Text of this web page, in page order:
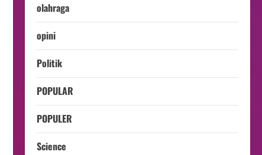
olahraga
opini
Politik
POPULAR
POPULER
Science